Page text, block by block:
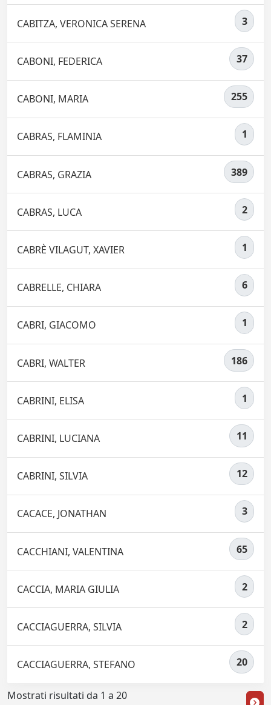
CABITZA, VERONICA SERENA 3
CABONI, FEDERICA 37
CABONI, MARIA 255
CABRAS, FLAMINIA 1
CABRAS, GRAZIA 389
CABRAS, LUCA 2
CABRÈ VILAGUT, XAVIER 1
CABRELLE, CHIARA 6
CABRI, GIACOMO 1
CABRI, WALTER 186
CABRINI, ELISA 1
CABRINI, LUCIANA 11
CABRINI, SILVIA 12
CACACE, JONATHAN 3
CACCHIANI, VALENTINA 65
CACCIA, MARIA GIULIA 2
CACCIAGUERRA, SILVIA 2
CACCIAGUERRA, STEFANO 20
Mostrati risultati da 1 a 20